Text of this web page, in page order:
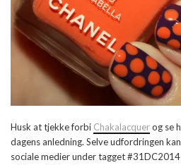
Husk at tjekke forbi Chakalacquerog se
dagens anledning. Selve udfordringen
sociale medier under tagget